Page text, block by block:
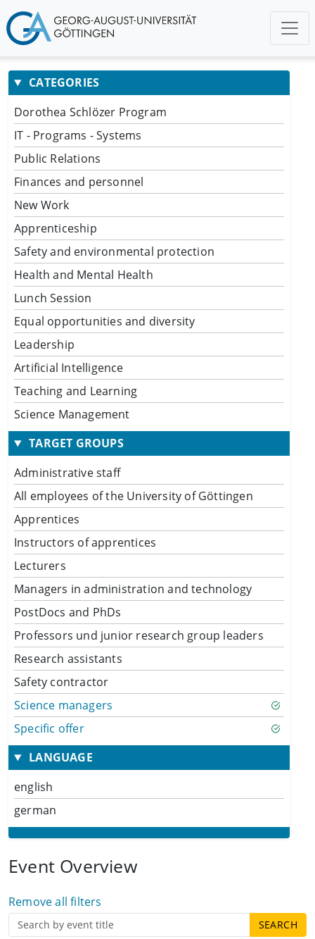
CATEGORIES
Dorothea Schlözer Program
IT - Programs - Systems
Public Relations
Finances and personnel
New Work
Apprenticeship
Safety and environmental protection
Health and Mental Health
Lunch Session
Equal opportunities and diversity
Leadership
Artificial Intelligence
Teaching and Learning
Science Management
TARGET GROUPS
Administrative staff
All employees of the University of Göttingen
Apprentices
Instructors of apprentices
Lecturers
Managers in administration and technology
PostDocs and PhDs
Professors und junior research group leaders
Research assistants
Safety contractor
Science managers
Specific offer
LANGUAGE
english
german
Event Overview
Remove all filters